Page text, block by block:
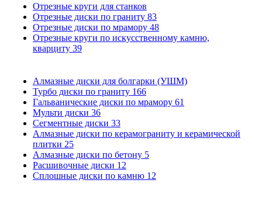
Отрезные круги для станков
Отрезные диски по граниту 83
Отрезные диски по мрамору 48
Отрезные круги по искусственному камню,
кварциту 39
Алмазные диски для болгарки (УШМ)
Турбо диски по граниту 166
Гальванические диски по мрамору 61
Мульти диски 36
Сегментные диски 33
Алмазные диски по керамограниту и керамической
плитки 25
Алмазные диски по бетону 5
Расшивочные диски 12
Сплошные диски по камню 12